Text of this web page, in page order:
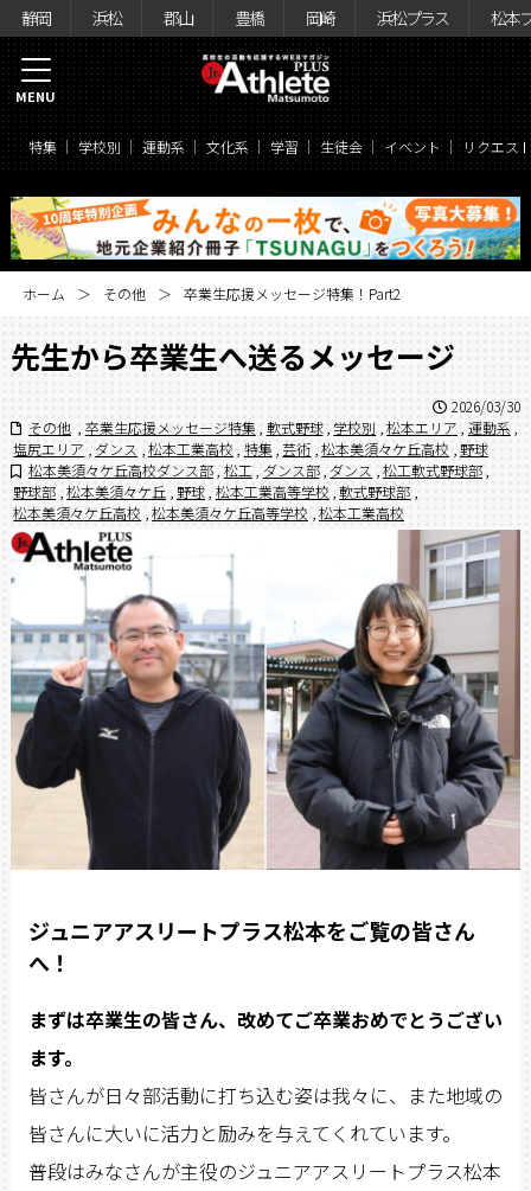
静岡 浜松 郡山 豊橋 岡崎 浜松プラス 松本
特集 学校別 運動系 文化系 学習 生徒会 イベント リクエス
MENU
ホーム その他 卒業生応援メッセージ特集！Part2
先生から卒業生へ送るメッセージ
2026/03/30
その他 , 卒業生応援メッセージ特集 , 軟式野球 , 学校別 松本エリア 運動系
塩尻エリア
ダンス 松本工業高校 特集 芸術 松本美須々ケ丘高校
野球
松本美須々ケ丘高校ダンス部 , 松工 ダンス部 ダンス ,松工軟式野球部
野球部 松本美須々ケ丘 野球 松本工業高等学校 軟式野球部
松本美須々ケ丘高校 松本美須々ケ丘高等学校 松本工業高校
ジュニアアスリートプラス松本をご覧の皆さん
へ！
まずは卒業生の皆さん、改めてご卒業おめでとうござい
ます。
皆さんが日々部活動に打ち込む姿は我々に、また地域の
皆さんに大いに活力と励みを与えてくれています。
普段はみなさんが主役のジュニアアスリートプラス松本